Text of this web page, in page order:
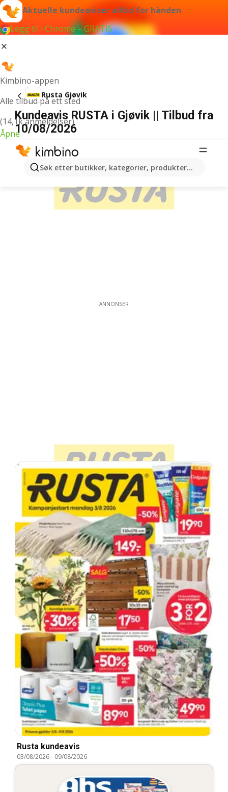
Aktuelle kundeaviser alltid for hånden
Legg til i Chrome – GRATIS
Kimbino-appen
Alle tilbud på ett sted
(14,1k anmeldelser)
Åpne
Søk etter butikker, kategorier, produkter...
Rusta Gjøvik
Kundeavis RUSTA i Gjøvik || Tilbud fra
10/08/2026
ANNONSER
Rusta kundeavis
03/08/2026- 09/08/2026